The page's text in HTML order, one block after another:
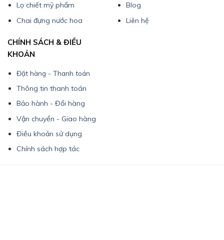
Lọ chiết mỹ phẩm
Chai đựng nước hoa
Blog
Liên hệ
CHÍNH SÁCH & ĐIỀU
KHOẢN
Đặt hàng - Thanh toán
Thông tin thanh toán
Bảo hành - Đổi hàng
Vận chuyển - Giao hàng
Điều khoản sử dụng
Chính sách hợp tác